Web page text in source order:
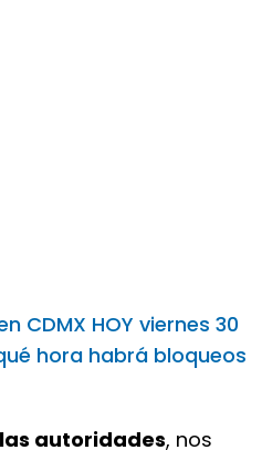
CDMX HOY viernes 30
hora habrá bloqueos
autoridades, nos